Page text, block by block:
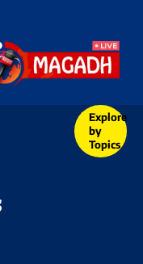
Explore
by
Topics